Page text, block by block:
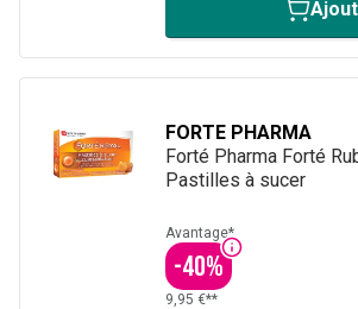
FORTE PHARMA
Forté Pharma Forté
Pastilles à sucer
Avantage*
-40%
9,95 €**